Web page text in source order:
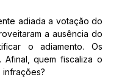
adiada a votação do
a ausência do
o adiamento. Os
Afinal, quem fiscaliza o